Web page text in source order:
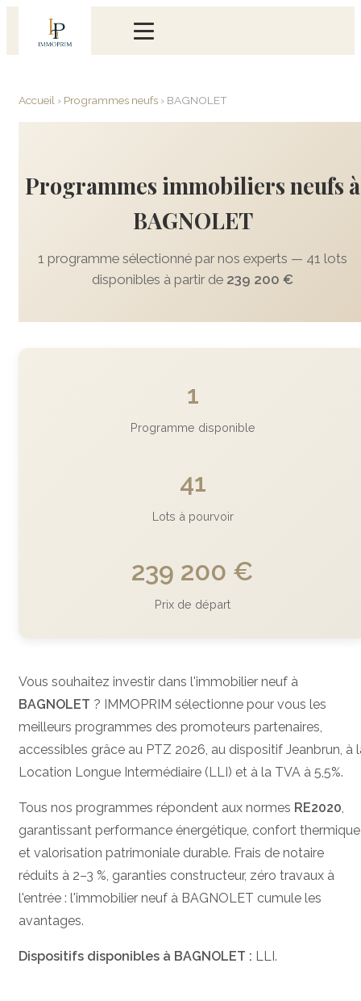
Accueil › Programmes neufs › BAGNOLET
Programmes immobiliers neufs à
BAGNOLET
1 programme sélectionné par nos experts — 41 lots
disponibles à partir de 239 200 €
1
Programme disponible
41
Lots à pourvoir
239 200 €
Prix de départ
Vous souhaitez investir dans l'immobilier neuf à
BAGNOLET ? IMMOPRIM sélectionne pour vous les
meilleurs programmes des promoteurs partenaires,
accessibles grâce au PTZ 2026, au dispositif Jeanbrun, à
Location Longue Intermédiaire (LLI) et à la TVA à 5,5%.
Tous nos programmes répondent aux normes RE2020,
garantissant performance énergétique, confort thermique
et valorisation patrimoniale durable. Frais de notaire
réduits à 2–3 %, garanties constructeur, zéro travaux à
l'entrée : l'immobilier neuf à BAGNOLET cumule les
avantages.
Dispositifs disponibles à BAGNOLET : LLI.